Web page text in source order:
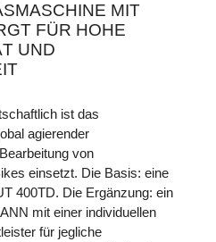
MIT
FÜR HOHE
UND
ist das
agierender
von
einsetzt. Die Basis: eine
400TD. Die Ergänzung: ein
mit einer individuellen
für jegliche